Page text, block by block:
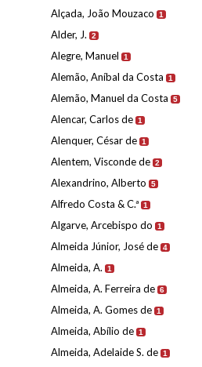
Alçada, João Mouzaco 1
Alder, J. 2
Alegre, Manuel 1
Alemão, Aníbal da Costa 1
Alemão, Manuel da Costa 5
Alencar, Carlos de 1
Alenquer, César de 1
Alentem, Visconde de 2
Alexandrino, Alberto 5
Alfredo Costa & C.ª 1
Algarve, Arcebispo do 1
Almeida Júnior, José de 4
Almeida, A. 1
Almeida, A. Ferreira de 6
Almeida, A. Gomes de 1
Almeida, Abílio de 1
Almeida, Adelaide S. de 1